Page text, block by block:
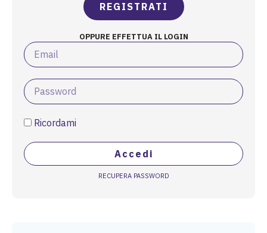
REGISTRATI
OPPURE EFFETTUA IL LOGIN
Ricordami
Accedi
RECUPERA PASSWORD